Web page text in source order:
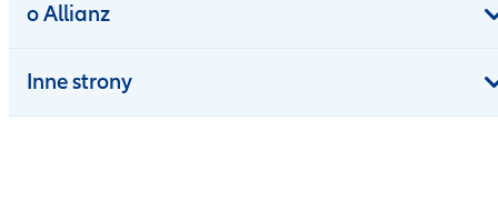
o Allianz
Inne strony